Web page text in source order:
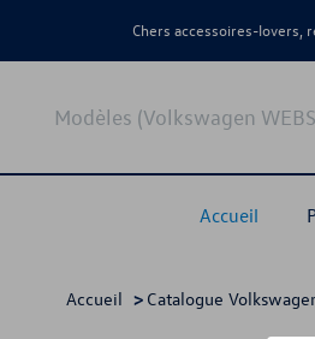
Chers accessoires-lovers,
Modèles (Volkswagen
Accueil
Accueil > Catalogue